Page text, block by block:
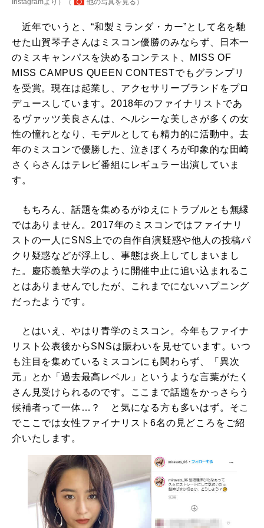
Instagramより）（ 他の写真を見る ）
近年でいうと、“和製ミランダ・カー”として名を馳
せた山賀琴子さんはミスコン優勝のみならず、日本一
のミスキャンパスを決めるコンテスト、MISS OF
MISS CAMPUS QUEEN CONTESTでもグランプリ
を受賞。現在は起業し、アクセサリーブランドをプロ
デュースしています。2018年のファイナリストであ
るヴァッツ美良さんは、ヘルシーな美しさが多くの女
性の憧れとなり、モデルとしても精力的に活動中。去
年のミスコンで優勝した、泣きぼくろが印象的な田崎
さくらさんはテレビ番組にレギュラー出演していま
す。
もちろん、話題を集めるがゆえにトラブルとも無縁
ではありません。2017年のミスコンではファイナリ
ストの一人にSNS上での自作自演疑惑や他人の投稿パ
クり疑惑などが浮上し、事態は炎上してしまいまし
た。慶応義塾大学のように開催中止に追い込まれるこ
とはありませんでしたが、これまでにないハプニング
だったようです。
とはいえ、やはり青学のミスコン。今年もファイナ
リスト公表後からSNSは賑わいを見せています。いつ
も注目を集めているミスコンにも関わらず、「異次
元」とか「過去最高レベル」というような言葉がたく
さん見受けられるのです。ここまで話題をかっさらう
候補者って一体…？ と気になる方も多いはず。そこ
でここでは女性ファイナリスト6名の見どころをご紹
介いたします。